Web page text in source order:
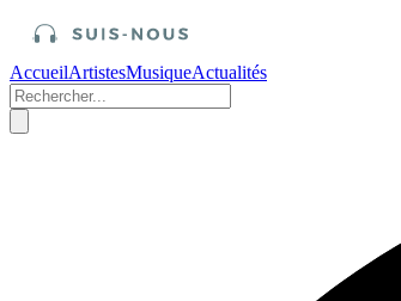
AccueilArtistesMusiqueActualités